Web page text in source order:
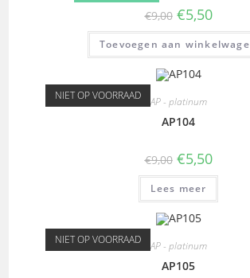
€9,00 €5,50
Toevoegen aan
NIET OP VOORRAAD AP - platinum
AP104
€9,00 €5,50
Lees meer
NIET OP VOORRAAD AP - platinum
AP105